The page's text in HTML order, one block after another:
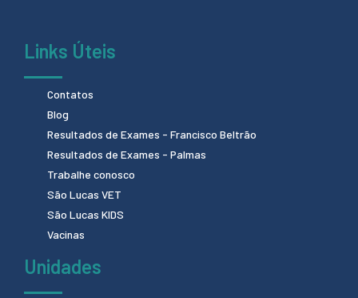
Links Úteis
Contatos
Blog
Resultados de Exames - Francisco Beltrão
Resultados de Exames - Palmas
Trabalhe conosco
São Lucas VET
São Lucas KIDS
Vacinas
Unidades